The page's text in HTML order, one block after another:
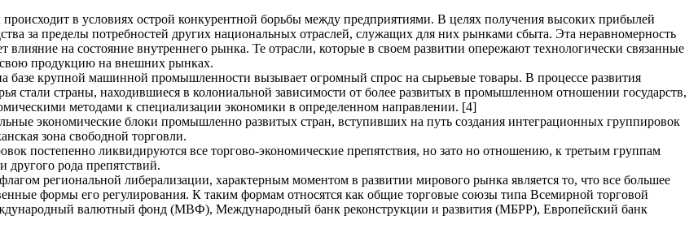
в условиях острой конкурентной борьбы между предприятиями. В целях получения высоких прибылей
за пределы потребностей других национальных отраслей, служащих для них рынками сбыта. Эта неравномерность
влияние на состояние внутреннего рынка. Те отрасли, которые в своем развитии опережают технологически связанные
свою продукцию на внешних рынках.
базе крупной машинной промышленности вызывает огромный спрос на сырьевые товары. В процессе развития
стали страны, находившиеся в колониальной зависимости от более развитых в промышленном отношении государств,
методами к специализации экономики в определенном направлении. [4]
экономические блоки промышленно развитых стран, вступивших на путь создания интеграционных группировок
зона свободной торговли.
постепенно ликвидируются все торгово-экономические препятствия, но зато но отношению, к третьим группам
рода препятствий.
региональной либерализации, характерным моментом в развитии мирового рынка является то, что все большее
формы его регулирования. К таким формам относятся как общие торговые союзы типа Всемирной торговой
валютный фонд (МВФ), Международный банк реконструкции и развития (МБРР), Европейский банк